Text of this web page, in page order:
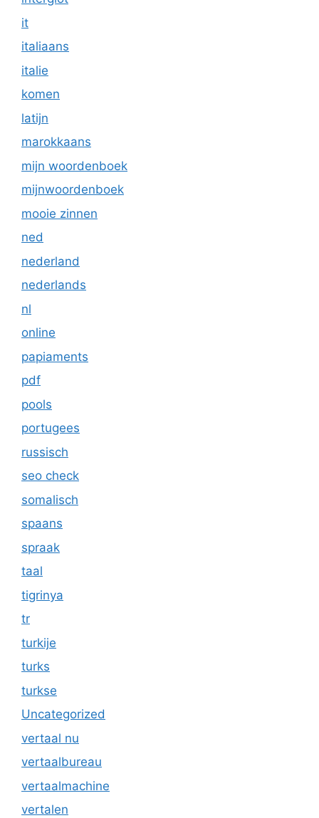
it
italiaans
italie
komen
latijn
marokkaans
mijn woordenboek
mijnwoordenboek
mooie zinnen
ned
nederland
nederlands
nl
online
papiaments
pdf
pools
portugees
russisch
seo check
somalisch
spaans
spraak
taal
tigrinya
tr
turkije
turks
turkse
Uncategorized
vertaal nu
vertaalbureau
vertaalmachine
vertalen